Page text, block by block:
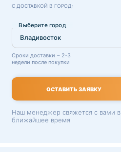
С ДОСТАВКОЙ В ГОРОД:
Выберите город
Сроки доставки ~ 2-3
недели после покупки
ОСТАВИТЬ ЗАЯВКУ
Наш менеджер свяжется с вами в
ближайшее время